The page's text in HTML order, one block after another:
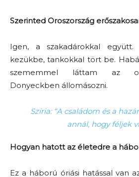
Szerinted Oroszország
Igen, a szakadárokkal
kezükbe, tankokkal tört be.
szememmel láttam az
Donyeckben állomásozni.
Szíria: “A családom és a
annál, hogy féljek
Hogyan hatott az életedre a
Ez a háború óriási hatással van